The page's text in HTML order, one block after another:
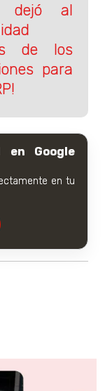
dejó al
de los
para
en Google
en tu